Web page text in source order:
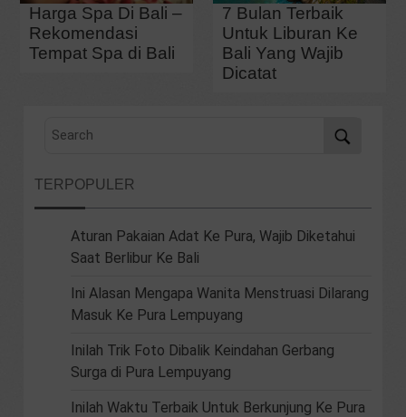
Harga Spa Di Bali –
Rekomendasi
Tempat Spa di Bali
7 Bulan Terbaik
Untuk Liburan Ke
Bali Yang Wajib
Dicatat
TERPOPULER
Aturan Pakaian Adat Ke Pura, Wajib Diketahui
Saat Berlibur Ke Bali
Ini Alasan Mengapa Wanita Menstruasi Dilarang
Masuk Ke Pura Lempuyang
Inilah Trik Foto Dibalik Keindahan Gerbang
Surga di Pura Lempuyang
Inilah Waktu Terbaik Untuk Berkunjung Ke Pura